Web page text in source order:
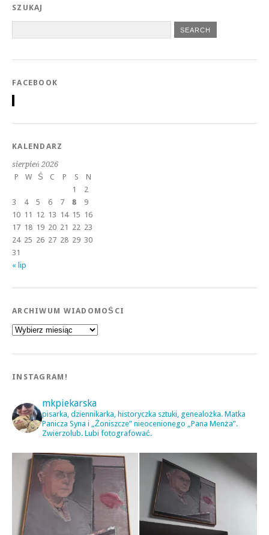
SZUKAJ
FACEBOOK
KALENDARZ
sierpień 2026
P
W Ś C P S
N
1
2
3
4 5 6 7 8
9
10 11 12 13 14 15 16
17 18 19 20 21 22 23
24 25 26 27 28 29 30
31
« lip
ARCHIWUM WIADOMOŚCI
Archiwum
wiadomości
INSTAGRAM!
mkpiekarska
pisarka, dziennikarka, historyczka sztuki, genealożka. Matka
Panicza Syna i „Żoniszcze” nieocenionego „Pana Menża”.
Zwierzolub. Lubi fotografować.